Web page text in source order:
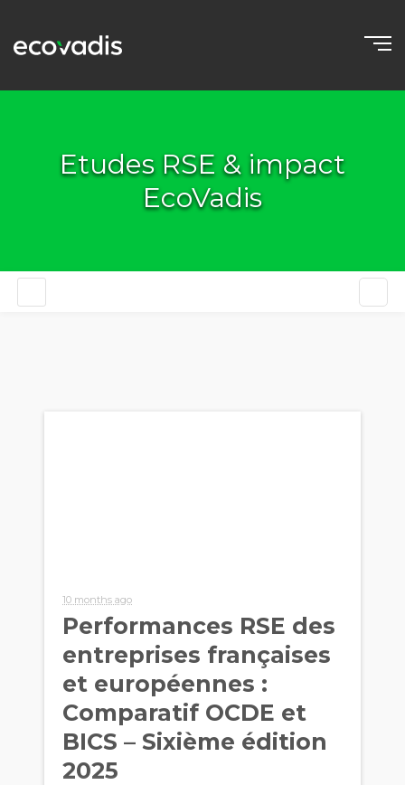
Etudes RSE & impact
EcoVadis
10 months ago
Performances RSE des
entreprises françaises
et européennes :
Comparatif OCDE et
BICS – Sixième édition
2025